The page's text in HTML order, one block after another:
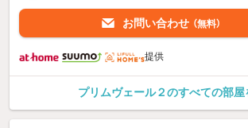
お問い合わせ （無料）
提供
プリムヴェール２のすべての部屋